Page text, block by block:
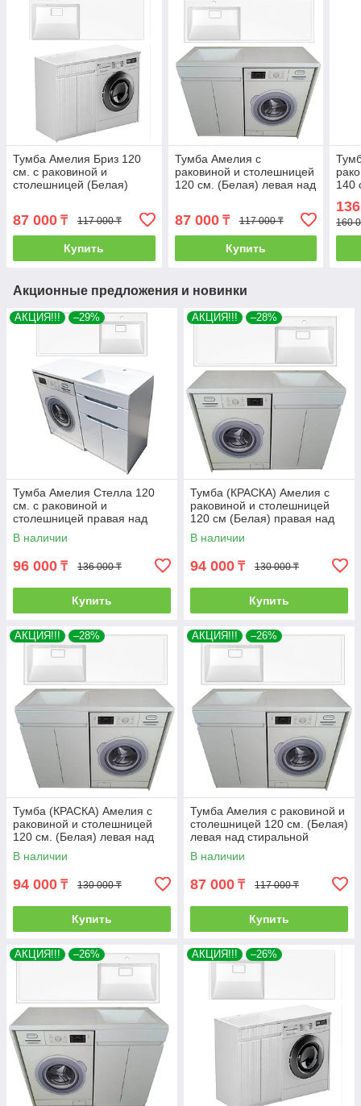
Тумба Амелия Бриз 120
см. с раковиной и
столешницей (Белая)
87 000 ₸ 117 000 ₸
Купить
Тумба Амелия с
раковиной и столешницей
120 см. (Белая) левая над
87 000₸ 117 000 ₸
Купить
140
160
Акционные предложения и новинки
АКЦИЯ!!! –29%
Тумба Амелия Стелла 120
см. с раковиной и
столешницей правая над
стиральной машиной. РФ
В наличии
96 000 ₸ 136 000 ₸
Купить
АКЦИЯ!!! –28%
Тумба (КРАСКА) Амелия с
раковиной и столешницей
120 см (Белая) правая над
стиральной машиной. РФ
В наличии
94 000 ₸ 130 000 ₸
Купить
АКЦИЯ!!! –28%
Тумба (КРАСКА) Амелия с
раковиной и столешницей
120 см. (Белая) левая над
стиральной машиной. РФ
В наличии
94 000 ₸ 130 000 ₸
Купить
АКЦИЯ!!! –26%
Тумба Амелия с раковиной и
столешницей 120 см. (Белая)
левая над стиральной
машиной. РФ
В наличии
87 000 ₸ 117 000 ₸
Купить
АКЦИЯ!!! –26% АКЦИЯ!!! –26%